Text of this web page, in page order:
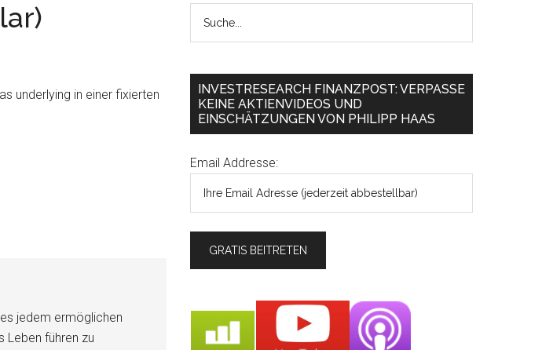
underlying in einer fixierten
jedem ermöglichen
Leben führen zu
INVESTRESEARCH FINANZPOST: VERPASSE
KEINE AKTIENVIDEOS UND
EINSCHÄTZUNGEN VON PHILIPP HAAS
Email Addresse: